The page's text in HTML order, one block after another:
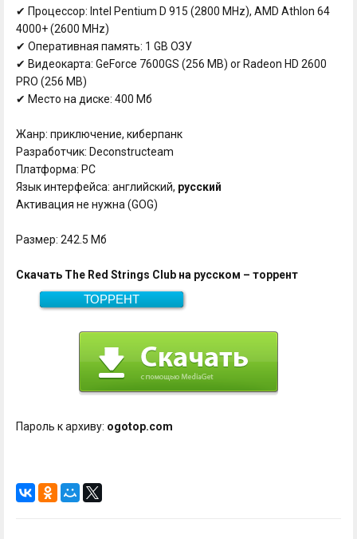
✔ Процессор: Intel Pentium D 915 (2800 MHz), AMD Athlon 64
4000+ (2600 MHz)
✔ Оперативная память: 1 GB ОЗУ
✔ Видеокарта: GeForce 7600GS (256 MB) or Radeon HD 2600
PRO (256 MB)
✔ Место на диске: 400 Мб
Жанр: приключение, киберпанк
Разработчик: Deconstructeam
Платформа: PC
Язык интерфейса: английский, русский
Активация не нужна (GOG)
Размер: 242.5 Мб
Скачать The Red Strings Club на русском – торрент
ТОРРЕНТ
242.5 Мб
Скачать
Пароль к архиву: ogotop.com